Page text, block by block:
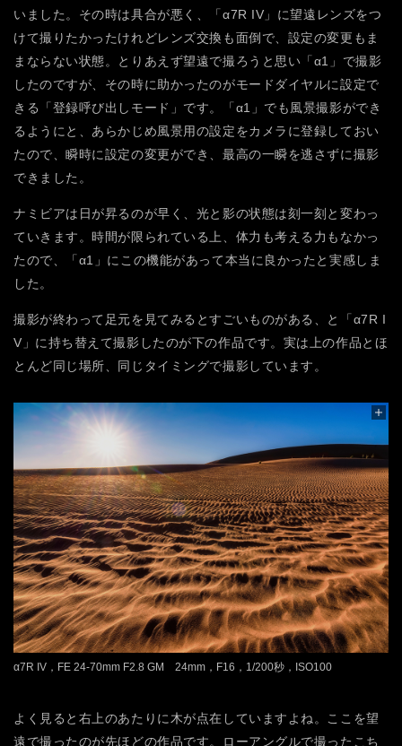
いました。その時は具合が悪く、「α7R IV」に望遠レンズをつ
けて撮りたかったけれどレンズ交換も面倒で、設定の変更もま
まならない状態。とりあえず望遠で撮ろうと思い「α1」で撮影
したのですが、その時に助かったのがモードダイヤルに設定で
きる「登録呼び出しモード」です。「α1」でも風景撮影ができ
るようにと、あらかじめ風景用の設定をカメラに登録しておい
たので、瞬時に設定の変更ができ、最高の一瞬を逃さずに撮影
できました。
ナミビアは日が昇るのが早く、光と影の状態は刻一刻と変わっ
ていきます。時間が限られている上、体力も考える力もなかっ
たので、「α1」にこの機能があって本当に良かったと実感しま
した。
撮影が終わって足元を見てみるとすごいものがある、と「α7R I
V」に持ち替えて撮影したのが下の作品です。実は上の作品とほ
とんど同じ場所、同じタイミングで撮影しています。
α7R IV，FE 24-70mm F2.8 GM 24mm，F16，1/200秒，ISO100
よく見ると右上のあたりに木が点在していますよね。ここを望
遠で撮ったのが先ほどの作品です。ローアングルで撮ったこち